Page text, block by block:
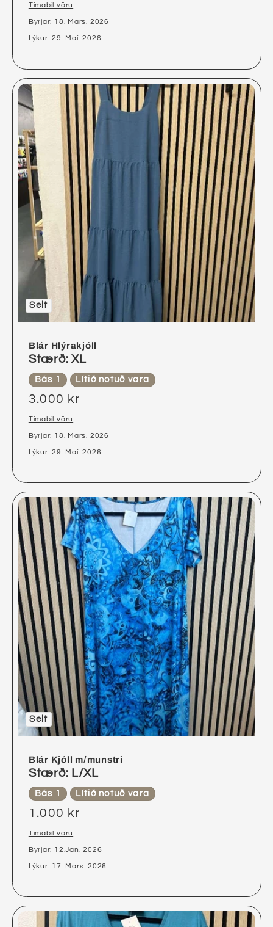
Tímabil vöru
Byrjar: 18. Mars. 2026
Lýkur: 29. Maí. 2026
Selt
Blár Hlýrakjóll
Stærð: XL
Bás 1 Lítið notuð vara
3.000 kr
Tímabil vöru
Byrjar: 18. Mars. 2026
Lýkur: 29. Maí. 2026
Selt
Blár Kjóll m/munstri
Stærð: L/XL
Bás 1 Lítið notuð vara
1.000 kr
Tímabil vöru
Byrjar: 12.Jan. 2026
Lýkur: 17. Mars. 2026